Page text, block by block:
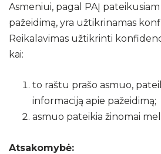
Asmeniui, pagal PAĮ
pažeidimą, yra užtikrinamas
Reikalavimas užtikrinti
kai:
to raštu prašo asmuo,
informaciją apie pažeidimą;
asmuo pateikia žinomai
Atsakomybė: